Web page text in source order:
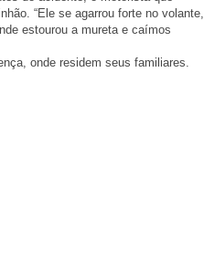
“Ele se agarrou forte no volante,
estourou a mureta e caímos
onde residem seus familiares.